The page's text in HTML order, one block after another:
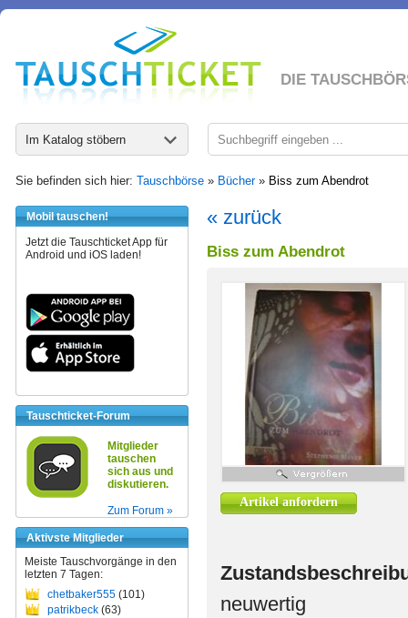
DIE
Im Katalog stöbern
Sie befinden sich hier: Tauschbörse » Bücher» Biss zum Abendrot
Mobil tauschen!
Jetzt die Tauschticket App für
Android und iOS laden!
Tauschticket-Forum
Mitglieder
tauschen
sich aus und
diskutieren.
Zum Forum »
Aktivste Mitglieder
Meiste Tauschvorgänge in den
letzten 7 Tagen:
chetbaker555 (101)
patrikbeck (63)
« zurück
Biss zum Abendrot
Artikel anfordern
neuwertig